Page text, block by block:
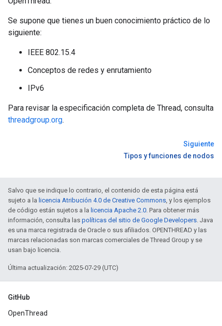
Se supone que tienes un buen conocimiento práctico de lo
siguiente:
IEEE 802.15.4
Conceptos de redes y enrutamiento
IPv6
Para revisar la especificación completa de Thread, consulta
threadgroup.org.
Siguiente
Tipos y funciones de nodos
Salvo que se indique lo contrario, el contenido de esta página está
sujeto a la licencia Atribución 4.0 de Creative Commons, y los ejemplos
de código están sujetos a la licencia Apache 2.0. Para obtener más
información, consulta las políticas del sitio de Google Developers. Java
es una marca registrada de Oracle o sus afiliados. OPENTHREAD y las
marcas relacionadas son marcas comerciales de Thread Group y se
usan bajo licencia.
Última actualización: 2025-07-29 (UTC)
GitHub
OpenThread